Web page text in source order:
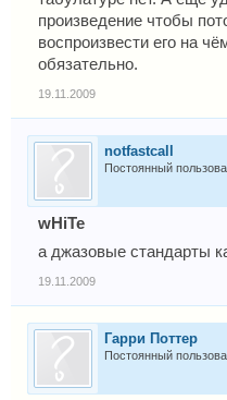
произведение чтобы
воспроизвести его на
обязательно.
19.11.2009
notfastcall
Постоянный
wHiTe
а джазовые стандарты
19.11.2009
Гарри Поттер
Постоянный